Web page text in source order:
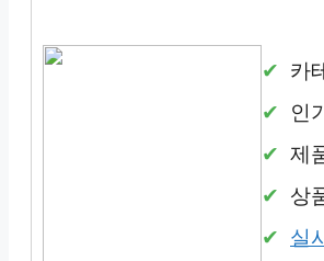
카
인
제
상
실